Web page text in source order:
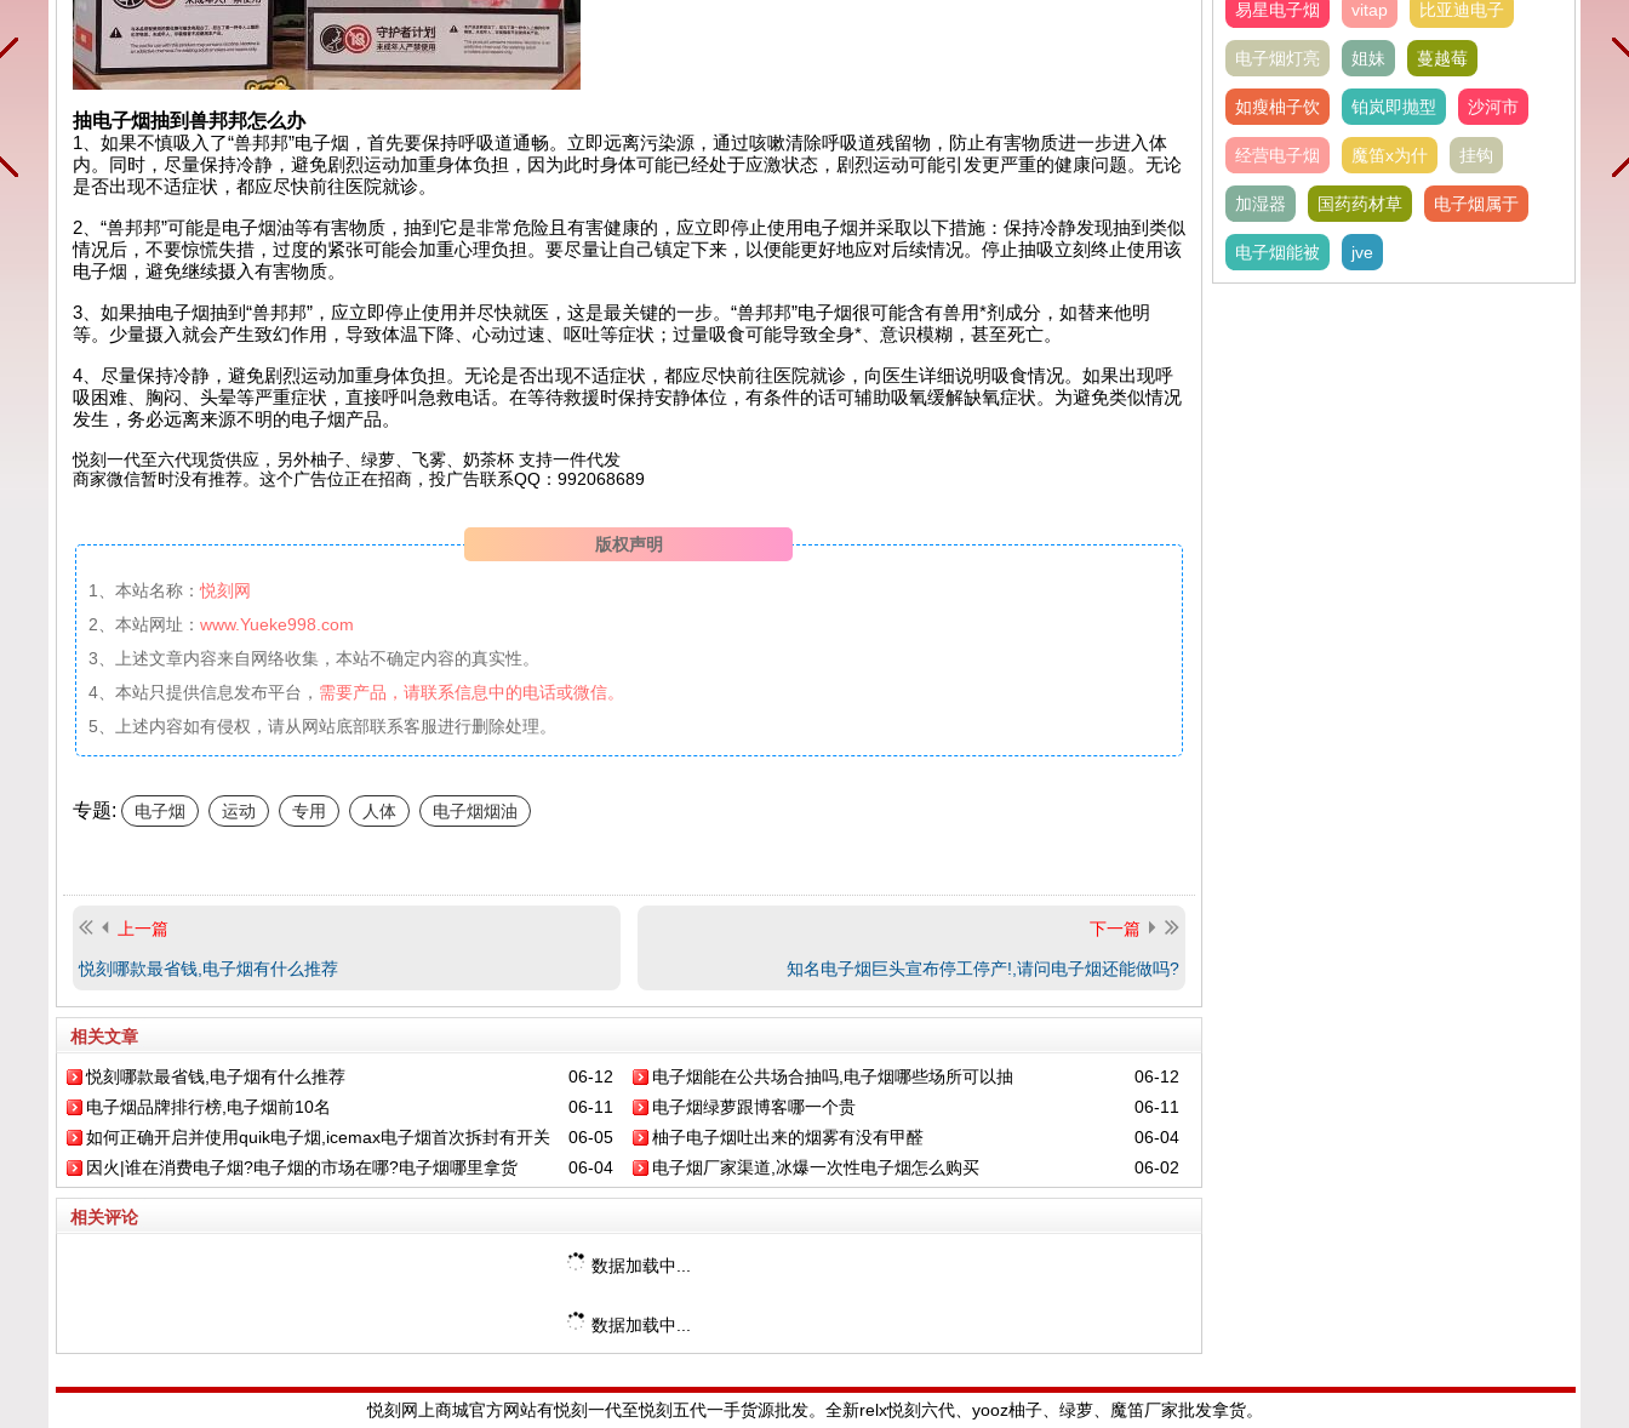
抽电子烟抽到兽邦邦怎么办
1、如果不慎吸入了“兽邦邦”电子烟，首先要保持呼吸道通畅。立即远离污染源，通过咳嗽清除呼吸道残留物，防止有害物质进一步进入体
内。同时，尽量保持冷静，避免剧烈运动加重身体负担，因为此时身体可能已经处于应激状态，剧烈运动可能引发更严重的健康问题。无论
是否出现不适症状，都应尽快前往医院就诊。
2、“兽邦邦”可能是电子烟油等有害物质，抽到它是非常危险且有害健康的，应立即停止使用电子烟并采取以下措施：保持冷静发现抽到类似
情况后，不要惊慌失措，过度的紧张可能会加重心理负担。要尽量让自己镇定下来，以便能更好地应对后续情况。停止抽吸立刻终止使用该
电子烟，避免继续摄入有害物质。
3、如果抽电子烟抽到“兽邦邦”，应立即停止使用并尽快就医，这是最关键的一步。“兽邦邦”电子烟很可能含有兽用*剂成分，如替来他明
等。少量摄入就会产生致幻作用，导致体温下降、心动过速、呕吐等症状；过量吸食可能导致全身*、意识模糊，甚至死亡。
4、尽量保持冷静，避免剧烈运动加重身体负担。无论是否出现不适症状，都应尽快前往医院就诊，向医生详细说明吸食情况。如果出现呼
吸困难、胸闷、头晕等严重症状，直接呼叫急救电话。在等待救援时保持安静体位，有条件的话可辅助吸氧缓解缺氧症状。为避免类似情况
发生，务必远离来源不明的电子烟产品。
悦刻一代至六代现货供应，另外柚子、绿萝、飞雾、奶茶杯 支持一件代发
商家微信暂时没有推荐。这个广告位正在招商，投广告联系QQ：992068689
版权声明
1、本站名称：悦刻网
2、本站网址： www.Yueke998.com
3、上述文章内容来自网络收集，本站不确定内容的真实性。
4、本站只提供信息发布平台， 需要产品，请联系信息中的电话或微信。
5、上述内容如有侵权，请从网站底部联系客服进行删除处理。
专题: 电子烟 运动 专用 人体 电子烟烟油
上一篇
悦刻哪款最省钱,电子烟有什么推荐
下一篇
知名电子烟巨头宣布停工停产!,请问电子烟还能做吗?
相关文章
06-12
悦刻哪款最省钱,电子烟有什么推荐 06-12
电子烟能在公共场合抽吗,电子烟哪些场所可以抽
06-11
电子烟品牌排行榜,电子烟前10名 06-11
电子烟绿萝跟博客哪一个贵
06-05
如何正确开启并使用quik电子烟,icemax电子烟首次拆封有开关
吗
06-04
柚子电子烟吐出来的烟雾有没有甲醛
06-04
因火|谁在消费电子烟?电子烟的市场在哪?电子烟哪里拿货 06-02
电子烟厂家渠道,冰爆一次性电子烟怎么购买
相关评论
数据加载中...
数据加载中...
易星电子烟 vitap 比亚迪电子
电子烟灯亮 姐妹 蔓越莓
如瘦柚子饮 铂岚即抛型 沙河市
经营电子烟 魔笛x为什 挂钩
加湿器 国药药材草 电子烟属于
电子烟能被 jve
悦刻网上商城官方网站有悦刻一代至悦刻五代一手货源批发。全新relx悦刻六代、yooz柚子、绿萝、魔笛厂家批发拿货。